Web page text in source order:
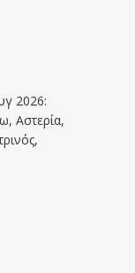
2026:
Αστερία,